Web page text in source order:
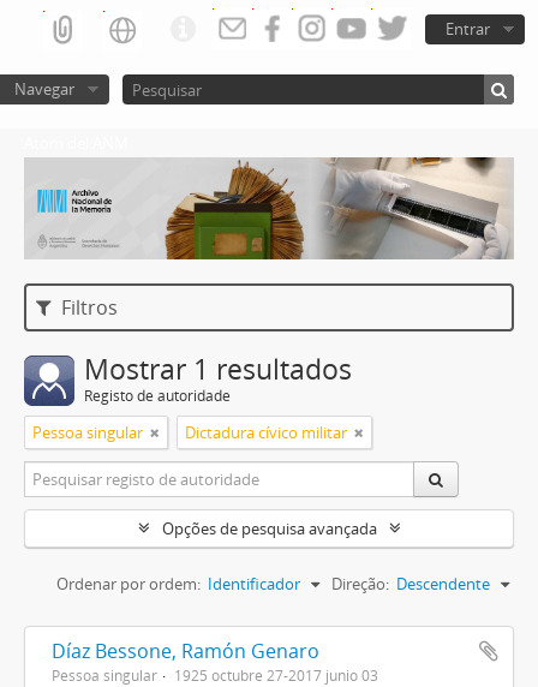
Entrar
Navegar
Filtros
Mostrar 1 resultados
Registo de autoridade
Pessoa singular Dictadura cívico militar
Opções de pesquisa avançada
Ordenar por ordem: Identificador Direção: Descendente
Díaz Bessone, Ramón Genaro
Pessoa singular 1925 octubre 27-2017 junio 03